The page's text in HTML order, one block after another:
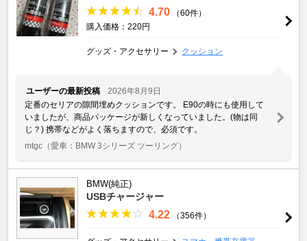
4.70
（60件）
購入価格：220円
グッズ・アクセサリー クッション
ユーザーの最新投稿
2026年8月9日
定番のセリアの隙間埋めクッションです。 E90の時にも使用して
いましたが、商品パッケージが新しくなっていました。(物は同
じ？) 携帯などがよく落ちますので、必須です。
mtgc （愛車：BMW 3シリーズ ツーリング）
BMW(純正)
USBチャージャー
4.22 （356件）